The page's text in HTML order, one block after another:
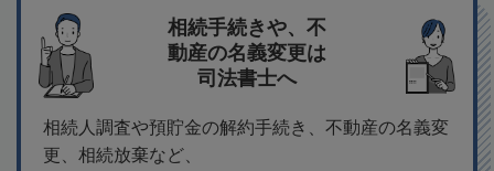
相続手続きや、不
動産の名義変更は
司法書士へ
相続人調査や預貯金の解約手続き、不動産の名義変
更、相続放棄など、